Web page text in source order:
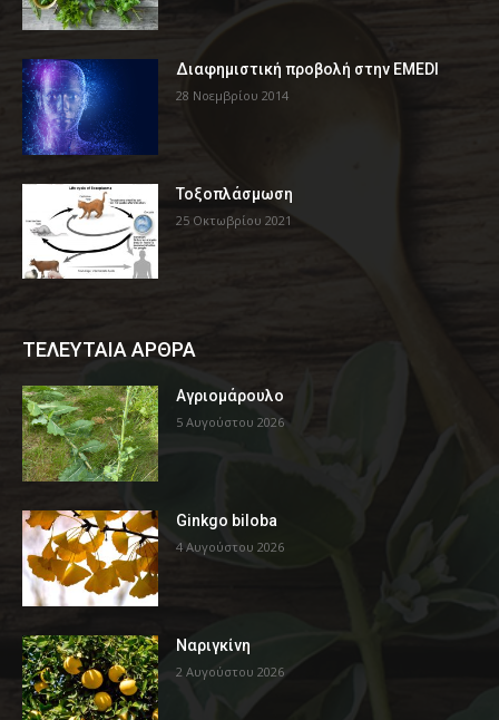
Διαφημιστική προβολή στην EMEDI
28 Νοεμβρίου 2014
Τοξοπλάσμωση
25 Οκτωβρίου 2021
ΤΕΛΕΥΤΑΙΑ ΑΡΘΡΑ
Αγριομάρουλο
5 Αυγούστου 2026
Ginkgo biloba
4 Αυγούστου 2026
Ναριγκίνη
2 Αυγούστου 2026